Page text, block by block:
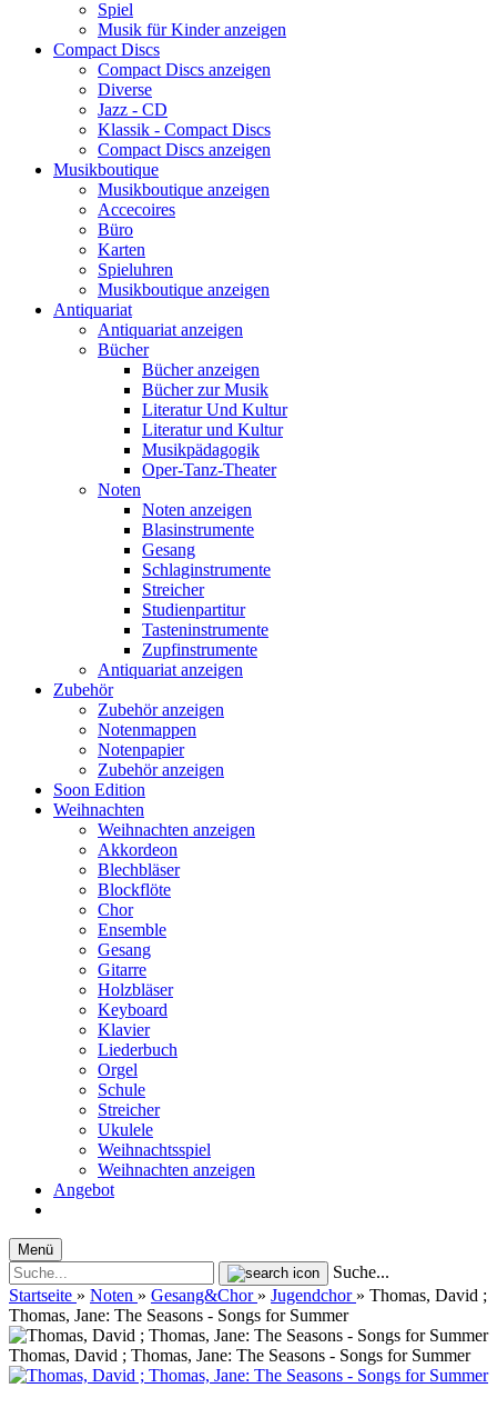
Spiel
Musik für Kinder anzeigen
Compact Discs
Compact Discs anzeigen
Diverse
Jazz - CD
Klassik - Compact Discs
Compact Discs anzeigen
Musikboutique
Musikboutique anzeigen
Accecoires
Büro
Karten
Spieluhren
Musikboutique anzeigen
Antiquariat
Antiquariat anzeigen
Bücher
Bücher anzeigen
Bücher zur Musik
Literatur Und Kultur
Literatur und Kultur
Musikpädagogik
Oper-Tanz-Theater
Noten
Noten anzeigen
Blasinstrumente
Gesang
Schlaginstrumente
Streicher
Studienpartitur
Tasteninstrumente
Zupfinstrumente
Antiquariat anzeigen
Zubehör
Zubehör anzeigen
Notenmappen
Notenpapier
Zubehör anzeigen
Soon Edition
Weihnachten
Weihnachten anzeigen
Akkordeon
Blechbläser
Blockflöte
Chor
Ensemble
Gesang
Gitarre
Holzbläser
Keyboard
Klavier
Liederbuch
Orgel
Schule
Streicher
Ukulele
Weihnachtsspiel
Weihnachten anzeigen
Angebot
Menü
Suche...
Startseite » Noten » Gesang&Chor » Jugendchor » Thomas, David ;
Thomas, Jane: The Seasons - Songs for Summer
Thomas, David ; Thomas, Jane: The Seasons - Songs for Summer